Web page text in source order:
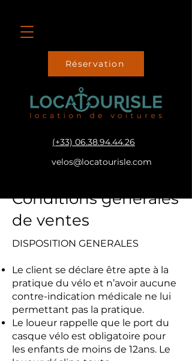
Réservation
(+33) 06.38.94.44.26
velos@locatourisle.com
Conditions générales
de ventes
DISPOSITION GENERALES
Le client se déclare être apte à la
pratique du vélo et n’avoir aucune
contre-indication médicale ne lui
permettant pas la pratique.
Le loueur rappelle que le port du
casque vélo est obligatoire pour
les enfants de moins de 12ans. Le